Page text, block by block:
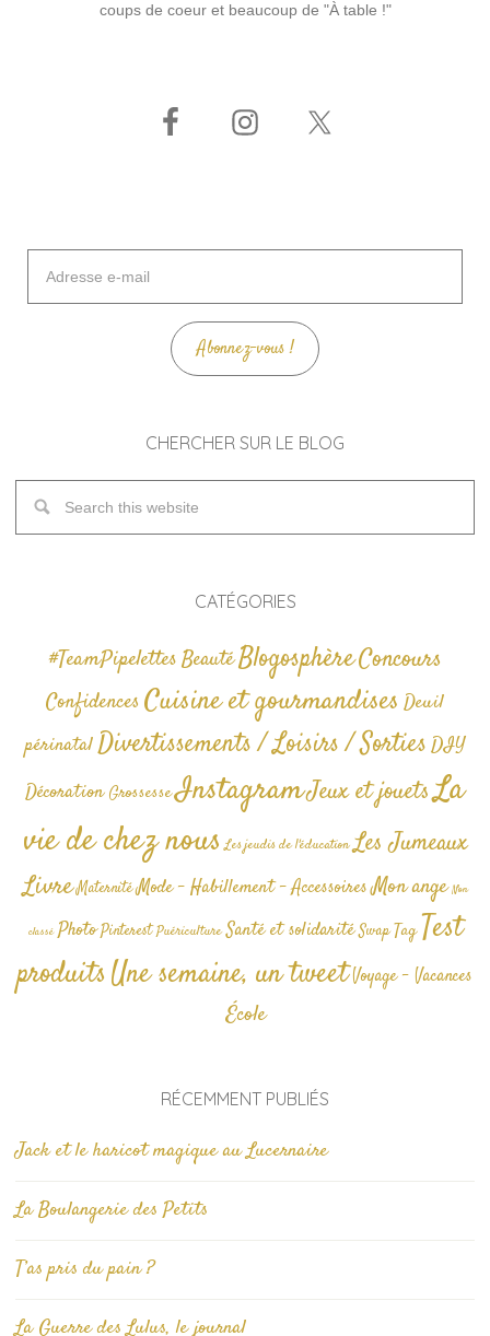
coups de coeur et beaucoup de "À table !"
mail
Abonnez-vous !
CHERCHER SUR LE BLOG
CATÉGORIES
#TeamPipelettesBeautéBlogosphèreConcours
Confidences Cuisine et gourmandises Deuil
périnatalDivertissements / Loisirs / SortiesDIY
Décoration GrossesseInstagramJeux et jouetsLa
vie de chez nous Les jeudis de l'éducation Les Jumeaux
Livre Maternité Mode - Habillement - AccessoiresMon ange Non
classé Photo Pinterest Puériculture Santé et solidarité Swap TagTest
produitsUne semaine, un tweetVoyage - Vacances
École
RÉCEMMENT PUBLIÉS
Jack et le haricot magique au Lucernaire
La Boulangerie des Petits
T’as pris du pain ?
La Guerre des Lulus, le journal